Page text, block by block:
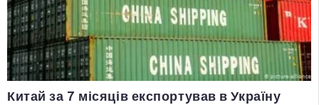
Китай за 7 місяців експортував в Україну